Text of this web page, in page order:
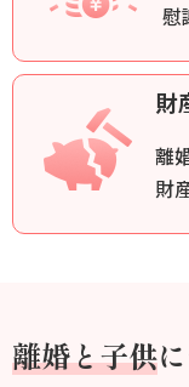
慰
財
離
財
離婚と子供